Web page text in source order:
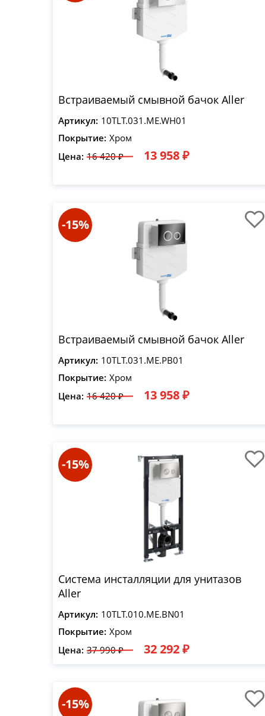
Встраиваемый смывной бачок Aller
Артикул: 10TLT.031.ME.WH01
Покрытие: Хром
Цена: 16 420 ₽ 13 958 ₽
-15%
Встраиваемый смывной бачок Aller
Артикул: 10TLT.031.ME.PB01
Покрытие: Хром
Цена: 16 420 ₽ 13 958 ₽
-15%
Система инсталляции для унитазов
Aller
Артикул: 10TLT.010.ME.BN01
Покрытие: Хром
Цена: 37 990 ₽ 32 292 ₽
-15%